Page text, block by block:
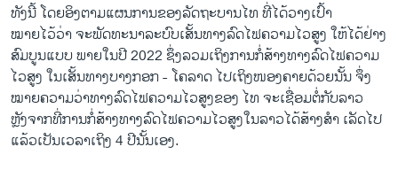
ທັງນີ້ ໂດຍອິງຕາມແຜນການຂອງລັດຖະບານໄທ ທີ່ໄດ້ວາງເປົ້າ
ໝາຍໄວ້ວ່າ ຈະພັດທະນາລະບົບເສັ້ນທາງລົດໄຟຄວາມໄວສູງ ໃຫ້ໄດ້ຢ່າງ
ສົມບູນແບບ ພາຍໃນປີ 2022 ຊຶ່ງລວມເຖິງການກໍ່ສ້າງທາງລົດໄຟຄວາມ
ໄວສູງ ໃນເສັ້ນທາງບາງກອກ - ໂຄລາດ ໄປເຖິງໜອງຄາຍດ້ວຍນັ້ນ ຈຶ່ງ
ໝາຍຄວາມວ່າທາງລົດໄຟຄວາມໄວສູງຂອງ ໄທ ຈະເຊື່ອມຕໍ່ກັບລາວ
ຫຼັງຈາກທີ່ການກໍ່ສ້າງທາງລົດໄຟຄວາມໄວສູງໃນລາວໄດ້ສ້າງສໍາ ເລັດໄປ
ແລ້ວເປັນເວລາເຖິງ 4 ປີນັ້ນເອງ.